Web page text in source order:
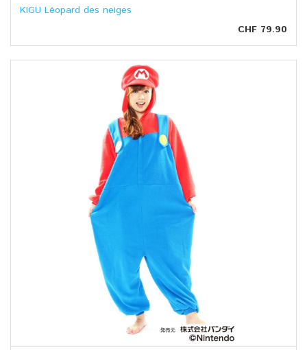
KIGU Léopard des neiges
CHF 79.90